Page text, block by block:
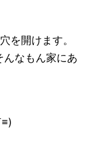
を開けます。
なもん家にあ